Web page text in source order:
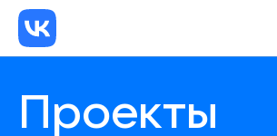
Проекты